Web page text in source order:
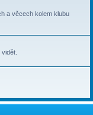
a věcech kolem klubu